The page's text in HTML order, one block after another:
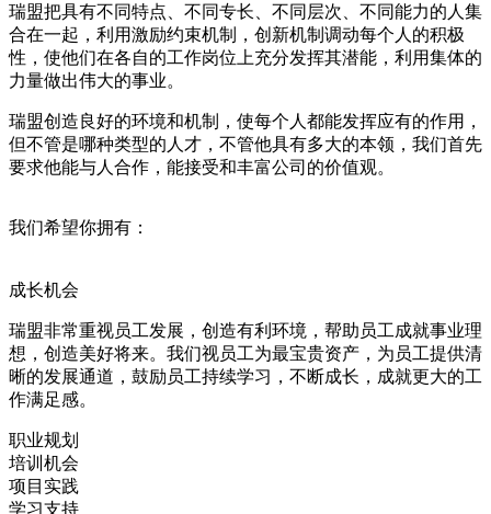
瑞盟把具有不同特点、不同专长、不同层次、不同能力的人集
合在一起，利用激励约束机制，创新机制调动每个人的积极
性，使他们在各自的工作岗位上充分发挥其潜能，利用集体的
力量做出伟大的事业。
瑞盟创造良好的环境和机制，使每个人都能发挥应有的作用，
但不管是哪种类型的人才，不管他具有多大的本领，我们首先
要求他能与人合作，能接受和丰富公司的价值观。
我们希望你拥有：
成长机会
瑞盟非常重视员工发展，创造有利环境，帮助员工成就事业理
想，创造美好将来。我们视员工为最宝贵资产，为员工提供清
晰的发展通道，鼓励员工持续学习，不断成长，成就更大的工
作满足感。
职业规划
培训机会
项目实践
学习支持